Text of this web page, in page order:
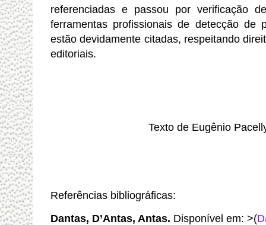
referenciadas e passou por verificação
ferramentas profissionais de detecção de
estão devidamente citadas, respeitando
editoriais.
Texto de Eugênio
Referências bibliográficas:
Dantas, D’Antas, Antas. Disponível em: >(